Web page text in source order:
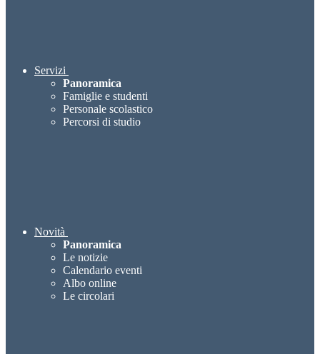
Servizi
Panoramica
Famiglie e studenti
Personale scolastico
Percorsi di studio
Novità
Panoramica
Le notizie
Calendario eventi
Albo online
Le circolari